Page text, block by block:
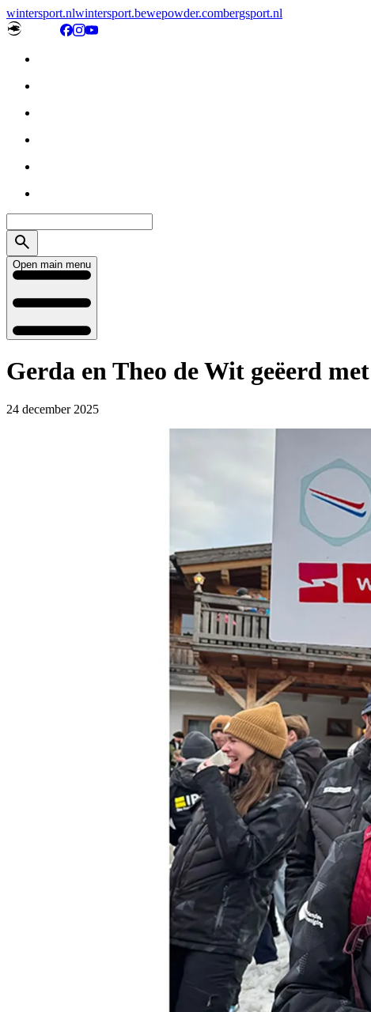
wintersport.nlwintersport.bewepowder.combergsport.nl
Open main menu
Gerda en Theo de Wit geëerd
24 december 2025